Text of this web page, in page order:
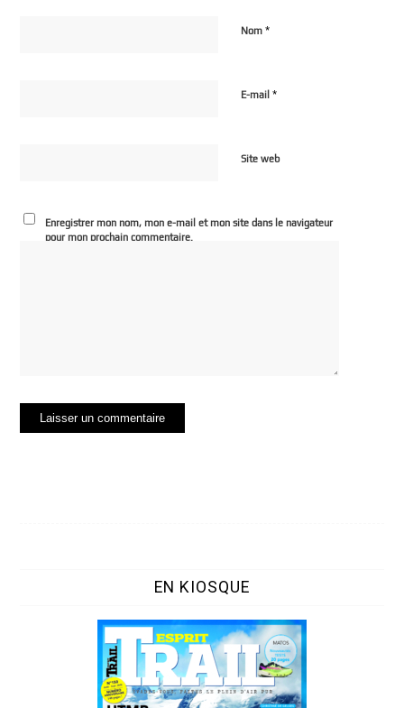
Nom*
E-mail*
Site web
Enregistrer mon nom, mon e-mail et mon site dans le navigateur
pour mon prochain commentaire.
EN KIOSQUE